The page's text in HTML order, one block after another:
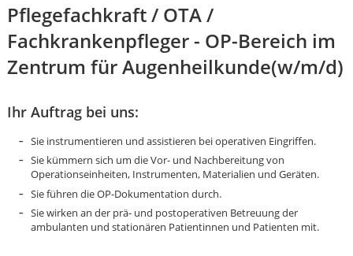
Pflegefachkraft / OTA /
Fachkrankenpfleger - OP-Bereich im
Zentrum für Augenheilkunde(w/m/d)
Ihr Auftrag bei uns:
Sie instrumentieren und assistieren bei operativen Eingriffen.
Sie kümmern sich um die Vor- und Nachbereitung von
Operationseinheiten, Instrumenten, Materialien und Geräten.
Sie führen die OP-Dokumentation durch.
Sie wirken an der prä- und postoperativen Betreuung der
ambulanten und stationären Patientinnen und Patienten mit.
Karte anzeigen